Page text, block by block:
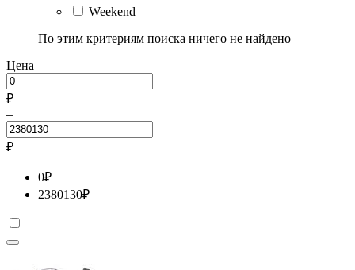
Weekend
По этим критериям поиска ничего не найдено
Цена
₽
–
₽
0₽
2380130₽